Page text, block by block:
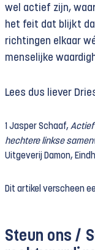
wel actief zijn,
het feit dat blijkt
richtingen elkaar
menselijke
Lees dus liever
1 Jasper Schaaf, Actief
hechtere linkse
Uitgeverij Damon,
Dit artikel verscheen
Steun ons /